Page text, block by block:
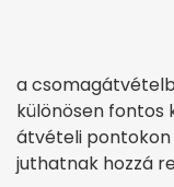
a
különösen fontos
átvételi
juthatnak hozzá